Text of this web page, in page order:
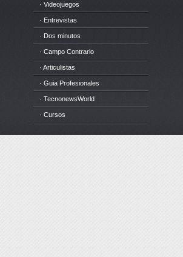
· Videojuegos
· Entrevistas
· Dos minutos
· Campo Contrario
· Articulistas
· Guia Profesionales
· TecnonewsWorld
· Cursos